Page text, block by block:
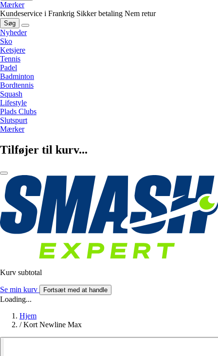
Mærker
Kundeservice i Frankrig Sikker betaling Nem retur
Søg
Nyheder
Sko
Ketsjere
Tennis
Padel
Badminton
Bordtennis
Squash
Lifestyle
Plads Clubs
Slutspurt
Mærker
Tilføjer til kurv...
Kurv subtotal
Se min kurv Fortsæt med at handle
Loading...
Hjem
/ Kort Newline Max